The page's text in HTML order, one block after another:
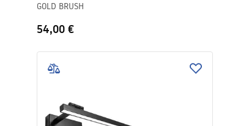
GOLD BRUSH
54,00 €